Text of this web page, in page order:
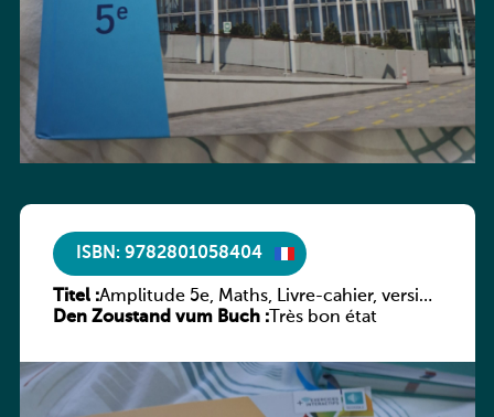
ISBN: 9782801058404
Titel :Amplitude 5e, Maths, Livre-cahier, version
luxembourgeoise
Den Zoustand vum Buch :Très bon état